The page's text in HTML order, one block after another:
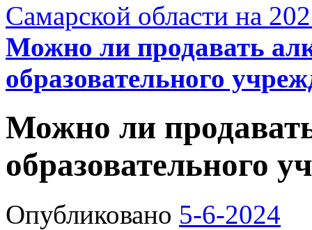
Самарской области на
Можно ли продавать
образовательного
Можно ли
образовательного
Опубликовано 5-6-2024